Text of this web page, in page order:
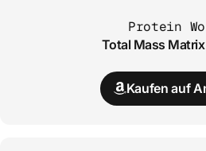
Protein
Total Mass
Kaufen auf